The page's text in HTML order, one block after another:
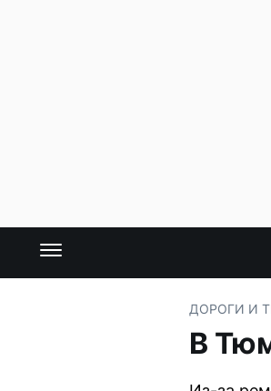
ДОРОГИ И
В